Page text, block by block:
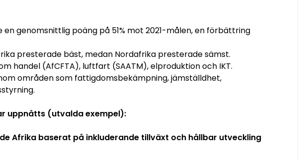
genomsnittlig poäng på 51% mot 2021-målen, en förbättring
presterade bäst, medan Nordafrika presterade sämst.
handel (AfCFTA), luftfart (SAATM), elproduktion och IKT.
områden som fattigdomsbekämpning, jämställdhet,
uppnåtts (utvalda exempel):
Afrika baserat på inkluderande tillväxt och hållbar utveckling